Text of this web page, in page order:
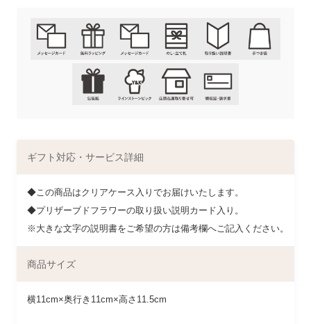
ギフト対応・サービス詳細
◆この商品はクリアケース入りでお届けいたします。
◆プリザーブドフラワーの取り扱い説明カード入り。
※大きな文字の説明書をご希望の方は備考欄へご記入ください。
商品サイズ
横11cm×奥行き11cm×高さ11.5cm